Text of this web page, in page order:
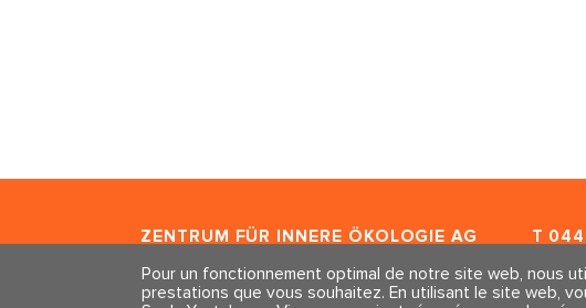
ZENTRUM FÜR INNERE ÖKOLOGIE AG
CH - 8004 Zürich
T
Pour un fonctionnement optimal de notre site web, nous
prestations que vous souhaitez. En utilisant le site web,